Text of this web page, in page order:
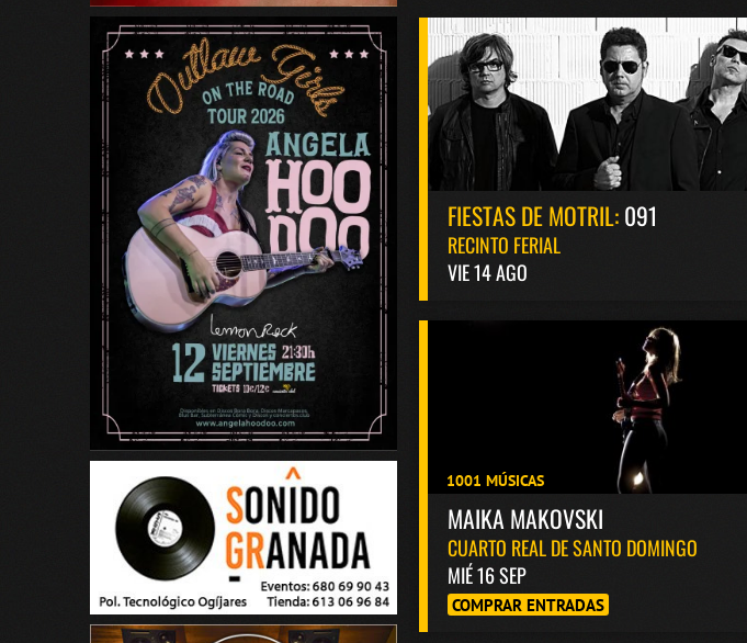
FIESTAS DE MOTRIL:091
RECINTO FERIAL
VIE 14 AGO
1001 MÚSICAS
MAIKA MAKOVSKI
CUARTO REAL DE SANTO DOMINGO
MIÉ 16 SEP
COMPRAR ENTRADAS